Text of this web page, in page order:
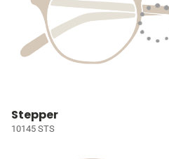
Stepper
10145 STS